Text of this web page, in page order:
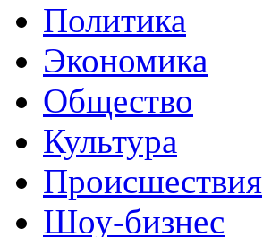
Политика
Экономика
Общество
Культура
Происшествия
Шоу-бизнес